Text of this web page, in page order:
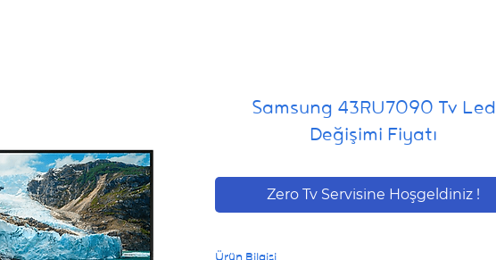
Samsung 43RU7090 Tv Led
Değişimi Fiyatı
Zero Tv Servisine Hoşgeldiniz !